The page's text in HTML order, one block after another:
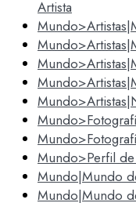
Artista
Mundo>Perfil de
Mundo|Mundo
Mundo|Mundo